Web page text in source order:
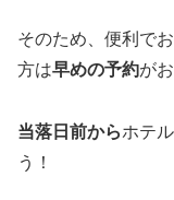
そのため、便利で
方は早めの予約が
当落日前からホテ
う！